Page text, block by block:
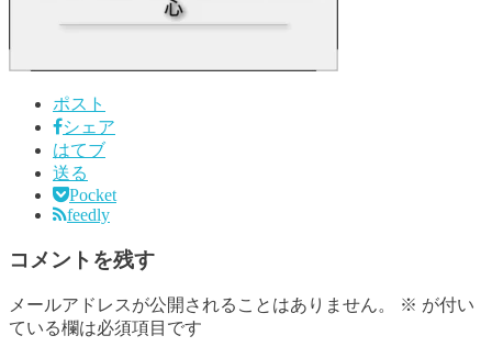
ポスト
シェア
はてブ
送る
Pocket
feedly
コメントを残す
メールアドレスが公開されることはありません。 ※ が付い
ている欄は必須項目です